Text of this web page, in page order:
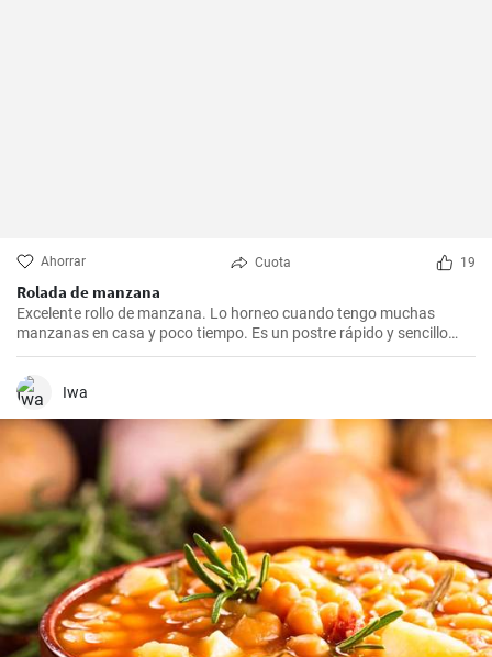
Ahorrar Cuota 19
Rolada de manzana
Excelente rollo de manzana. Lo horneo cuando tengo muchas
manzanas en casa y poco tiempo. Es un postre rápido y sencillo
que siempre agrada.
Iwa